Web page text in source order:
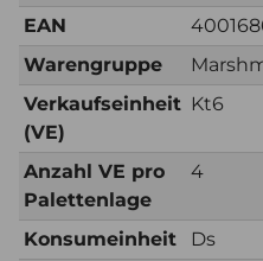
EAN
Warengruppe
Verkaufseinheit
(VE)
Kt6
Anzahl VE pro
Palettenlage
4
Konsumeinheit
Ds